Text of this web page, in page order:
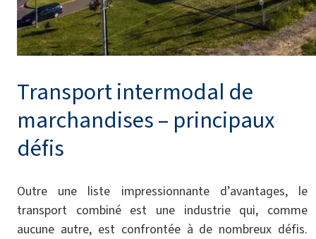
Transport intermodal de
marchandises – principaux
défis
Outre une liste impressionnante d’avantages, le
transport combiné est une industrie qui, comme
aucune autre, est confrontée à de nombreux défis.